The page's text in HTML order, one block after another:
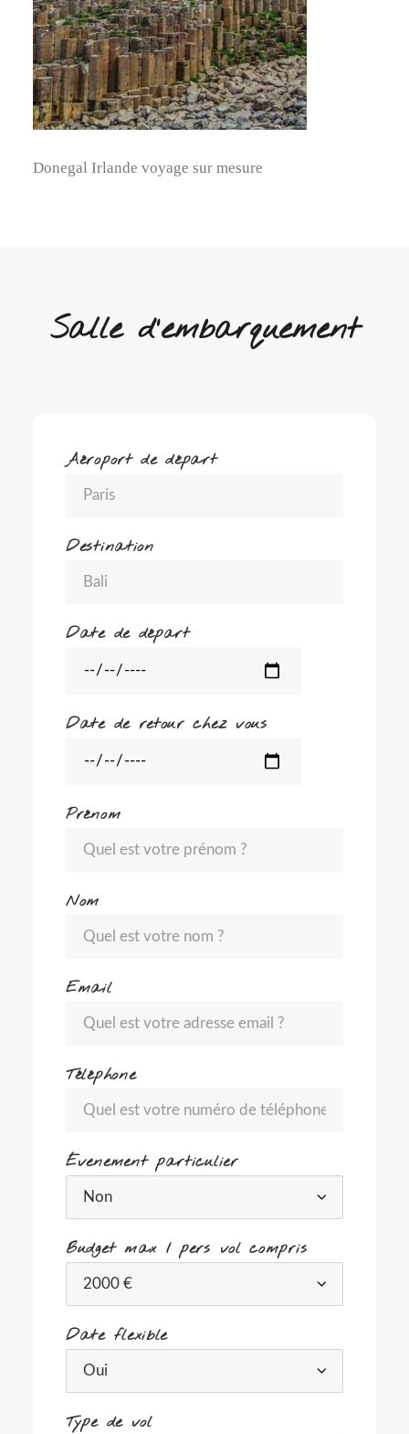
Donegal Irlande voyage sur mesure
Salle d'embarquement
Aéroport de départ
Destination
Date de départ
Date de retour chez vous
Prénom
Nom
Email
Téléphone
Évenement particulier
Budget max / pers vol compris
Date flexible
Type de vol